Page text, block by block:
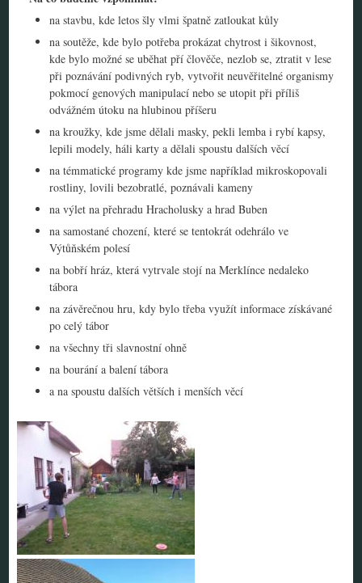
na stavbu, kde letos šly vlmi špatně zatloukat kůly
na soutěže, kde bylo potřeba prokázat chytrost i šikovnost,
kde bylo možné se uběhat pří člověče, nezlob se, ztratit v lese
při poznávání podivných ryb, vytvořit neuvěřitelné organismy
pokmocí genových manipulací nebo se utopit při příliš
odvážném útoku na hlubinou příšeru
na kroužky, kde jsme dělali masky, pekli lemba i rybí kapsy,
lepili modely, háli karty a dělali spoustu dalších věcí
na témmatické programy kde jsme například mikroskopovali
rostliny, lovili bezobratlé, poznávali kameny
na výlet na přehradu Hracholusky a hrad Buben
na samostané chození, které se tentokrát odehrálo ve
Výtůňském polesí
na bobří hráz, která vytrvale stojí na Merklínce nedaleko
tábora
na závěrečnou hru, kdy bylo třeba využít informace získávané
po celý tábor
na všechny tři slavnostní ohně
na bourání a balení tábora
a na spoustu dalších větších i menších věcí